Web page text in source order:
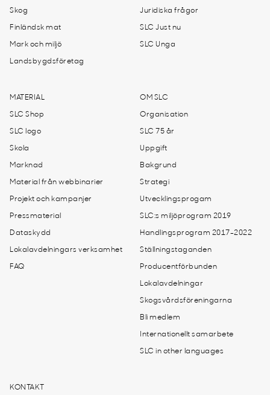
Skog
Finländsk mat
Mark och miljö
Landsbygdsföretag
Juridiska frågor
SLC Just nu
SLC Unga
MATERIAL
SLC Shop
SLC logo
Skola
Marknad
Material från webbinarier
Projekt och kampanjer
Pressmaterial
Dataskydd
Lokalavdelningars verksamhet
FAQ
OM SLC
Organisation
SLC 75 år
Uppgift
Bakgrund
Strategi
Utvecklingsprogam
SLC:s miljöprogram 2019
Handlingsprogram 2017-2022
Ställningstaganden
Producentförbunden
Lokalavdelningar
Skogsvårdsföreningarna
Bli medlem
Internationellt samarbete
SLC in other languages
KONTAKT